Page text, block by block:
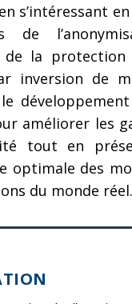
s’intéressant
de
de la protection
inversion de
améliorer les
tout en
optimale des
du monde réel.